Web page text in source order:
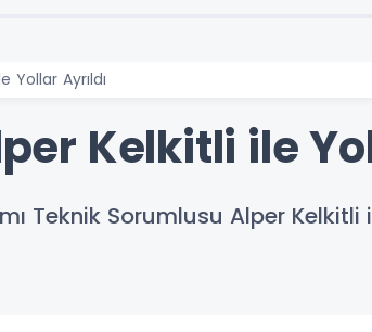
Yollar Ayrıldı
Kelkitli ile
Teknik Sorumlusu Alper Kelkitli